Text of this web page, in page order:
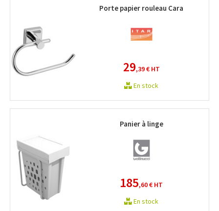
Porte papier rouleau Cara
29,39 €HT
En stock
Panier à linge
185,60 € HT
En stock